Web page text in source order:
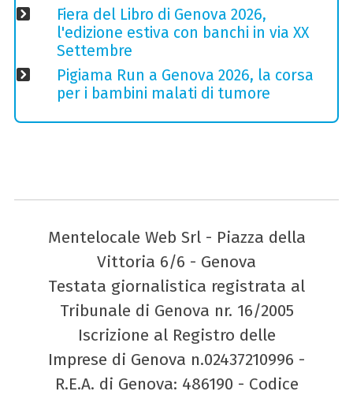
Fiera del Libro di Genova 2026,
l'edizione estiva con banchi in via XX
Settembre
Pigiama Run a Genova 2026, la corsa
per i bambini malati di tumore
Mentelocale Web Srl - Piazza della
Vittoria 6/6 - Genova
Testata giornalistica registrata al
Tribunale di Genova nr. 16/2005
Iscrizione al Registro delle
Imprese di Genova n.02437210996 -
R.E.A. di Genova: 486190 - Codice